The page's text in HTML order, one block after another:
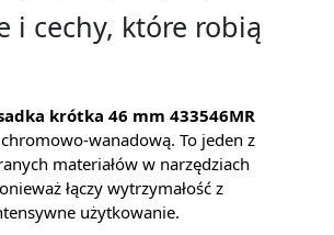
i cechy, które robią
krótka 46 mm 433546MR
wanadową. To jeden z
materiałów w narzędziach
łączy wytrzymałość z
użytkowanie.